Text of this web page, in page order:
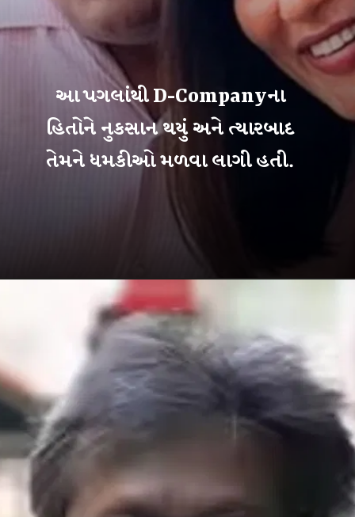
આ પગલાંથી D-Companyના
હિતોને નુકસાન થયું અને ત્યારબાદ
તેમને ધમકીઓ મળવા લાગી હતી.